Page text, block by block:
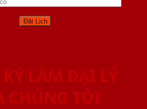
LÀM ĐẠI LÝ
CHÚNG TÔI